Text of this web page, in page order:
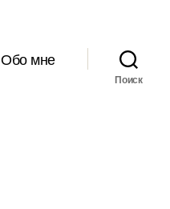
Обо мне
Поиск